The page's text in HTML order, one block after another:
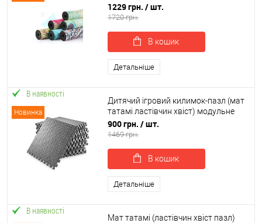
каремат спортивний) 183x68см
OSPORT (OF-0286)
1229 грн. / шт.
1720 грн.
В кошик
Детальніше
Новинка
В наявності
Дитячий ігровий килимок-пазл (мат
татамі ластівчин хвіст) модульне
покриття для підлоги 6шт EVA
OSPORT (OF-0311)
900 грн. / шт.
1469 грн.
В кошик
Детальніше
В наявності
Мат татамі (ластівчин хвіст пазл)